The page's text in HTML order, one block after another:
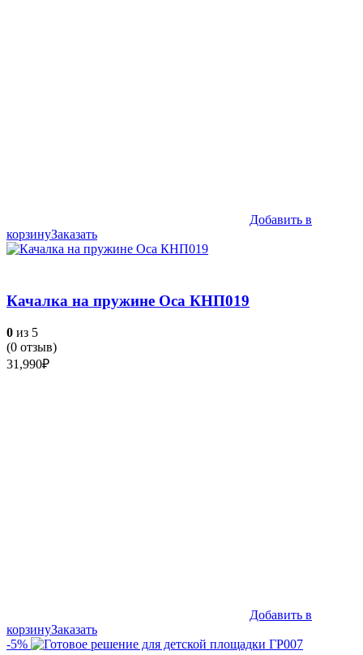
Добавить в
корзинуЗаказать
Качалка на пружине Оса КНП019
0 из 5
(0 отзыв)
31,990₽
Добавить в
корзинуЗаказать
-5%